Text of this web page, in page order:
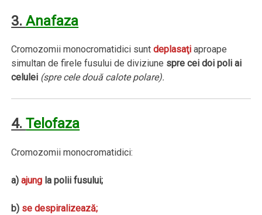
3.Anafaza
Cromozomii monocromatidici suntdeplasaţi aproape
simultan de firele fusului de diviziune spre cei doi poli ai
celulei (spre cele două calote polare).
4.Telofaza
Cromozomii monocromatidici:
a)ajung la polii fusului;
b) se despiralizează;